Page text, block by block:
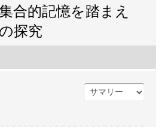
合的記憶を踏まえ
探究